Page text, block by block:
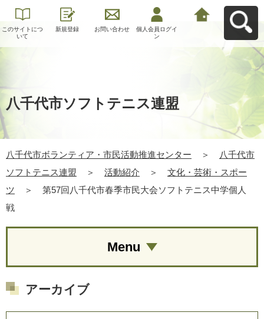
このサイトにつ
いて
新規登録 お問い合わせ
個人会員ログイ
ン
八千代市ソフトテニス連盟
八千代市ボランティア・市民活動推進センター ＞
八千代市
ソフトテニス連盟
＞ 活動紹介 ＞
文化・芸術・スポー
ツ
＞
第57回八千代市春季市民大会ソフトテニス中学個人
戦
Menu
アーカイブ